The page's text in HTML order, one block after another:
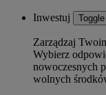
Inwestuj
Zarządzaj
Wybierz
nowoczesnych
wolnych